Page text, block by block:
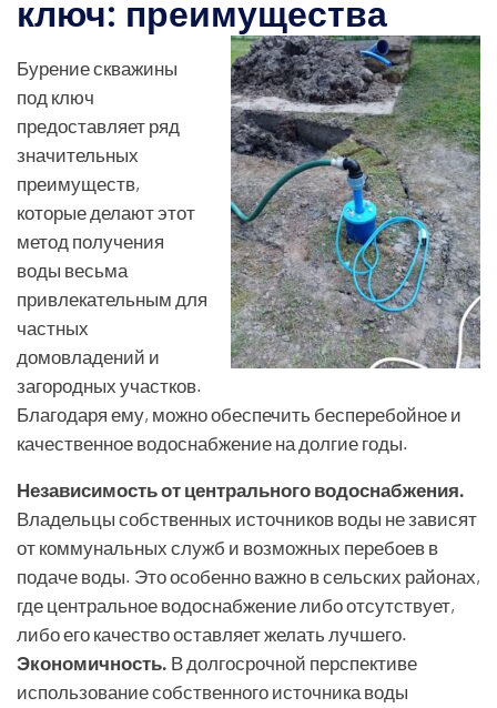
ключ: преимущества
Бурение скважины
под ключ
предоставляет ряд
значительных
преимуществ,
которые делают этот
метод получения
воды весьма
привлекательным для
частных
домовладений и
загородных участков.
Благодаря ему, можно обеспечить бесперебойное и
качественное водоснабжение на долгие годы.
Независимость от центрального водоснабжения.
Владельцы собственных источников воды не зависят
от коммунальных служб и возможных перебоев в
подаче воды. Это особенно важно в сельских районах,
где центральное водоснабжение либо отсутствует,
либо его качество оставляет желать лучшего.
Экономичность. В долгосрочной перспективе
использование собственного источника воды